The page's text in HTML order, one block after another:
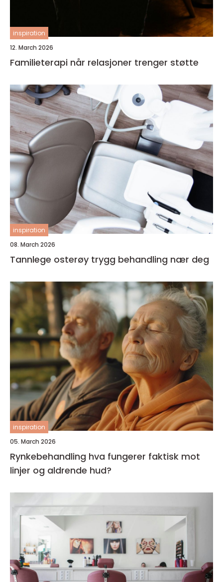
inspiration
12. March 2026
Familieterapi når relasjoner trenger støtte
inspiration
08. March 2026
Tannlege osterøy trygg behandling nær deg
inspiration
05. March 2026
Rynkebehandling hva fungerer faktisk mot
linjer og aldrende hud?